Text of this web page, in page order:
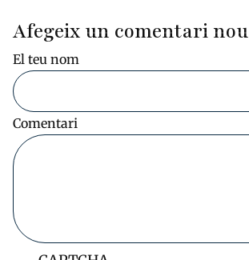
Afegeix un comentari nou
El teu nom
Comentari